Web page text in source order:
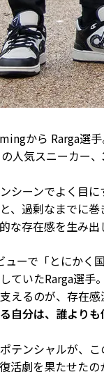
から Rarga選手
人気スニーカー、
シーンでよく目に
、過剰なまでに
な存在感を生み出
ューで「とにかく
ていたRarga選手。
えるのが、存在感
自分は、誰より
テンシャルが、
活劇を果たせたの